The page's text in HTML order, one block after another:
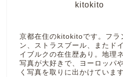
kitokito
京都在住のkitokitoです。フラ
ン、ストラスブール、またド
イブルクの在住歴あり。地理
写真が大好きで、ヨーロッパ
く写真を取りに出かけていま